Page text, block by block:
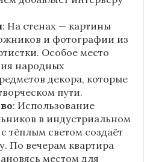
: На стенах — картины
и фотографии из
Особое место
народных
декора, которые
пути.
: Использование
в индустриальном
тёплым светом создаёт
По вечерам квартира
местом для